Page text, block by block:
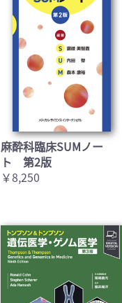
麻酔科臨床SUMノー
ト 第2版
￥8,250